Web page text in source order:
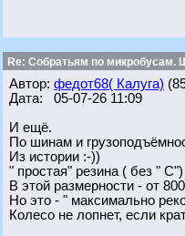
Re: Собратьям по микробусам.
Автор: федот68( Калуга)
Дата: 05-07-26 11:09
И ещё.
По шинам и
Из истории :-))
" простая" резина ( без "
В этой размерности - от
Но это - " максимально
Колесо не лопнет, если